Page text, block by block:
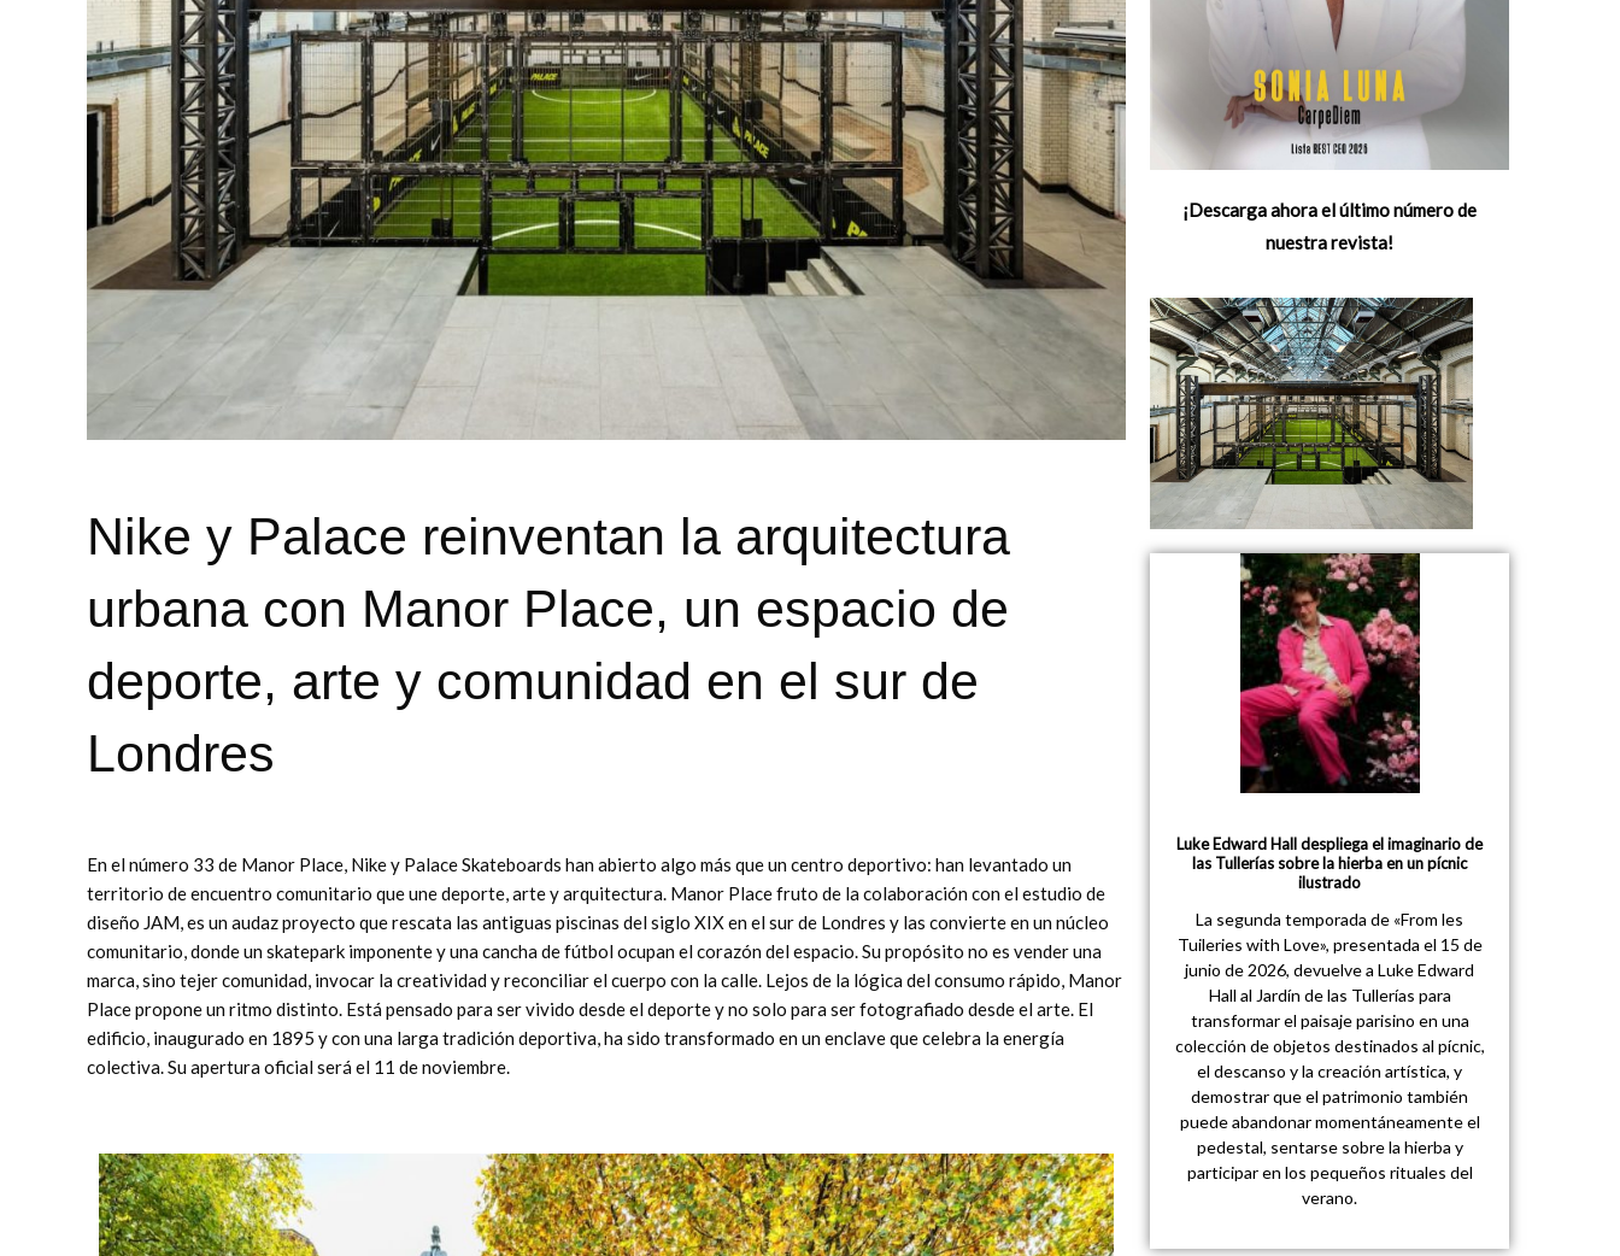
Nike y Palace reinventan la arquitectura
urbana con Manor Place, un espacio de
deporte, arte y comunidad en el sur de
Londres
En el número 33 de Manor Place, Nike y Palace Skateboards han abierto algo más que un centro deportivo: han levantado un
territorio de encuentro comunitario que une deporte, arte y arquitectura. Manor Place fruto de la colaboración con el estudio de
diseño JAM, es un audaz proyecto que rescata las antiguas piscinas del siglo XIX en el sur de Londres y las convierte en un núcleo
comunitario, donde un skatepark imponente y una cancha de fútbol ocupan el corazón del espacio. Su propósito no es vender una
marca, sino tejer comunidad, invocar la creatividad y reconciliar el cuerpo con la calle. Lejos de la lógica del consumo rápido, Manor
Place propone un ritmo distinto. Está pensado para ser vivido desde el deporte y no solo para ser fotografiado desde el arte. El
edificio, inaugurado en 1895 y con una larga tradición deportiva, ha sido transformado en un enclave que celebra la energía
colectiva. Su apertura oficial será el 11 de noviembre.
¡Descarga ahora el último número de
nuestra revista!
Luke Edward Hall despliega el imaginario de
las Tullerías sobre la hierba en un pícnic
ilustrado
La segunda temporada de «From les
Tuileries with Love», presentada el 15 de
junio de 2026, devuelve a Luke Edward
Hall al Jardín de las Tullerías para
transformar el paisaje parisino en una
colección de objetos destinados al pícnic,
el descanso y la creación artística, y
demostrar que el patrimonio también
puede abandonar momentáneamente el
pedestal, sentarse sobre la hierba y
participar en los pequeños rituales del
verano.